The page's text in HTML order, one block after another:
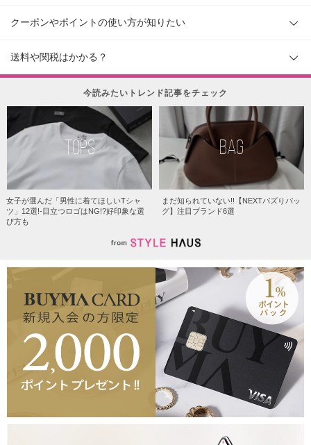
クーポンやポイントの使い方が知りたい
送料や関税はかかる？
今読みたいトレンド記事をチェック
TOPS
女子が選んだ「男性に着てほしいTシャ
ツ」12選!-目立つロゴはNG!?好印象な選
び方も
BAG
まだ知られていない!!【NEXTバズりバッ
グ】注目ブランド6選